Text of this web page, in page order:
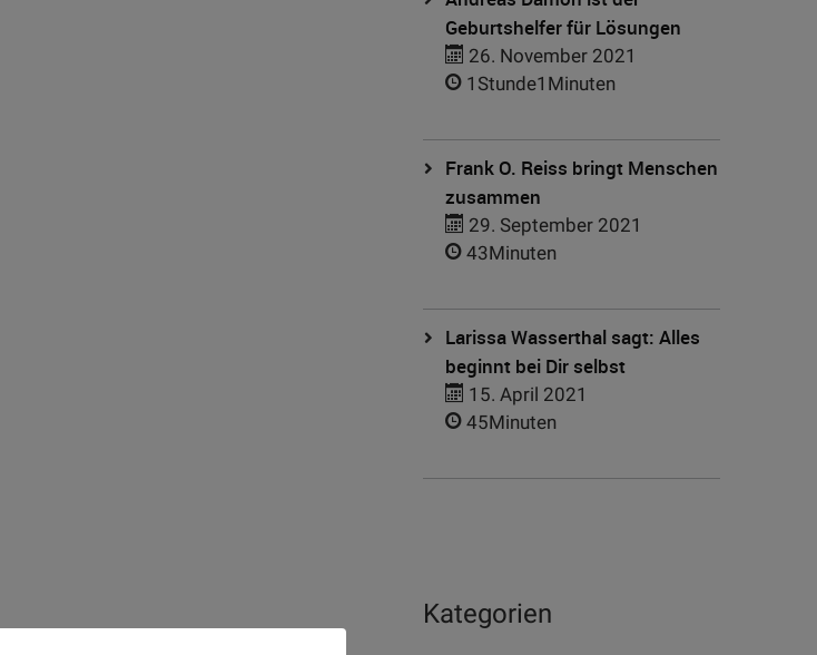
Geburtshelfer für Lösungen
26. November 2021
1Stunde1Minuten
Frank O. Reiss bringt Menschen
zusammen
29. September 2021
43Minuten
Larissa Wasserthal sagt: Alles
beginnt bei Dir selbst
15. April 2021
45Minuten
Kategorien